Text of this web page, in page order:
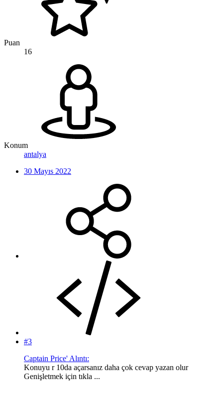
Puan
16
Konum
antalya
30 Mayıs 2022
#3
Captain Price' Alıntı:
Konuyu r 10da açarsanız daha çok cevap yazan olur
Genişletmek için tıkla ...